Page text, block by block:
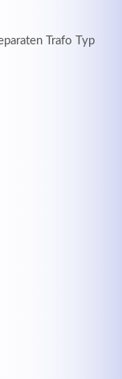
Trafo Typ
dolor.